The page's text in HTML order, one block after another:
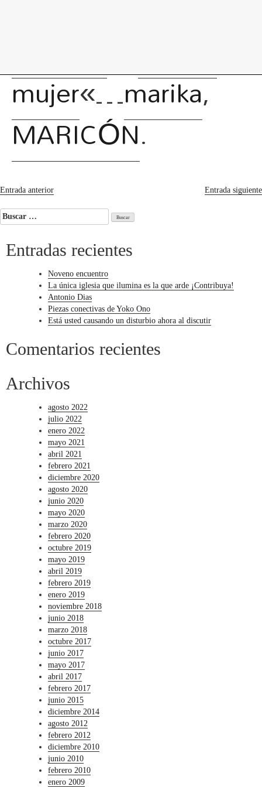
mujer«…marika,
MARICÓN.
Navegación
de
Entrada anterior Entrada siguiente
Buscar:
Entradas recientes
Noveno encuentro
La única iglesia que ilumina es la que arde ¡Contribuya!
Antonio Dias
Piezas conectivas de Yoko Ono
Está usted causando un disturbio ahora al discutir
Comentarios recientes
Archivos
agosto 2022
julio 2022
enero 2022
mayo 2021
abril 2021
febrero 2021
diciembre 2020
agosto 2020
junio 2020
mayo 2020
marzo 2020
febrero 2020
octubre 2019
mayo 2019
abril 2019
febrero 2019
enero 2019
noviembre 2018
junio 2018
marzo 2018
octubre 2017
junio 2017
mayo 2017
abril 2017
febrero 2017
junio 2015
diciembre 2014
agosto 2012
febrero 2012
diciembre 2010
junio 2010
febrero 2010
enero 2009